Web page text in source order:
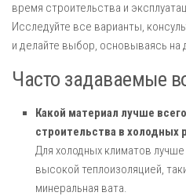
время строительства и
Исследуйте все варианты,
и делайте выбор, основываясь на
Часто задаваемые
Какой материал лучше
строительства в холодных
Для холодных климатов
высокой теплоизоляцией,
минеральная вата.